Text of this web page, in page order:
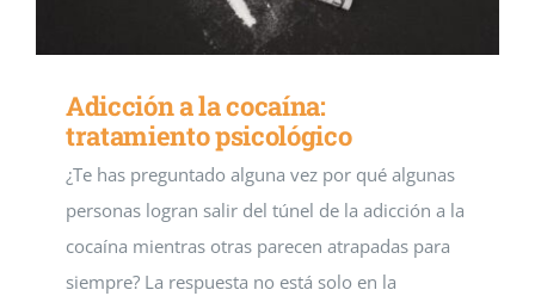
Adicción a la cocaína:
tratamiento psicológico
¿Te has preguntado alguna vez por qué algunas
personas logran salir del túnel de la adicción a la
cocaína mientras otras parecen atrapadas para
siempre? La respuesta no está solo en la